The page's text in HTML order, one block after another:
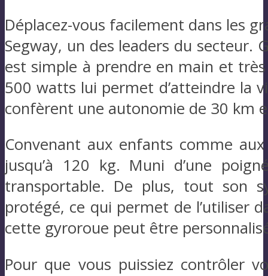
Déplacez-vous facilement dans les
Segway, un des leaders du secteur.
est simple à prendre en main et
500 watts lui permet d’atteindre la
confèrent une autonomie de 30 km
Convenant aux enfants comme
jusqu’à 120 kg. Muni d’une
transportable. De plus, tout son
protégé, ce qui permet de l’utiliser
cette gyroroue peut être
Pour que vous puissiez contrôler